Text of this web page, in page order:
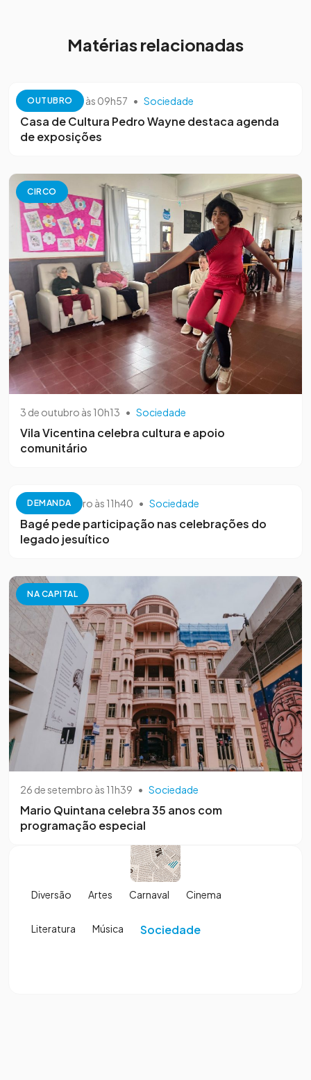
Matérias relacionadas
OUTUBRO
13 de outubro às 09h57 • Sociedade
Casa de Cultura Pedro Wayne destaca agenda
de exposições
CIRCO
3 de outubro às 10h13 • Sociedade
Vila Vicentina celebra cultura e apoio
comunitário
DEMANDA
26 de setembro às 11h40 • Sociedade
Bagé pede participação nas celebrações do
legado jesuítico
NA CAPITAL
26 de setembro às 11h39 • Sociedade
Mario Quintana celebra 35 anos com
programação especial
Diversão Artes Carnaval Cinema
Literatura Música Sociedade